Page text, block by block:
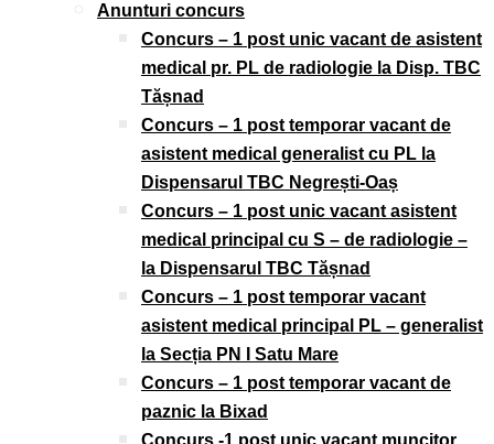
Anunturi concurs
Concurs – 1 post unic vacant de asistent
medical pr. PL de radiologie la Disp. TBC
Tășnad
Concurs – 1 post temporar vacant de
asistent medical generalist cu PL la
Dispensarul TBC Negrești-Oaș
Concurs – 1 post unic vacant asistent
medical principal cu S – de radiologie –
la Dispensarul TBC Tășnad
Concurs – 1 post temporar vacant
asistent medical principal PL – generalist
la Secția PN I Satu Mare
Concurs – 1 post temporar vacant de
paznic la Bixad
Concurs -1 post unic vacant muncitor